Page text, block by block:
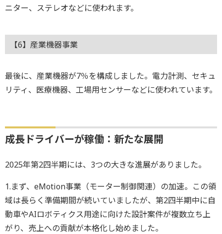
ニター、ステレオなどに使われます。
【6】産業機器事業
最後に、産業機器が7％を構成しました。電力計測、セキュ
リティ、医療機器、工場用センサーなどに使われています。
成長ドライバーが稼働：新たな展開
2025年第2四半期には、3つの大きな進展がありました。
1.まず、eMotion事業（モーター制御関連）の加速。この領
域は長らく準備期間が続いていましたが、第2四半期中に自
動車やAIロボティクス用途に向けた設計案件が複数立ち上
がり、売上への貢献が本格化し始めました。